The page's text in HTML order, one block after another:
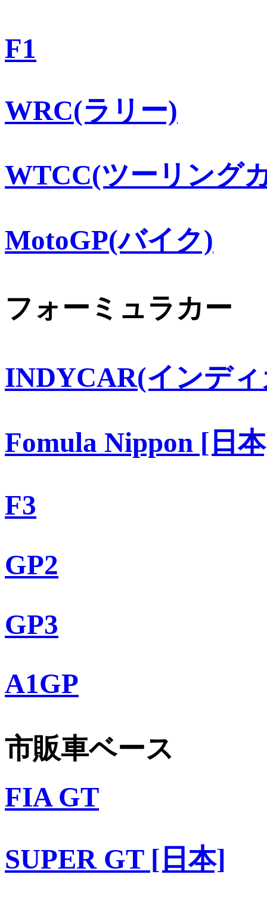
F1
WRC(ラリー)
WTCC(ツーリング
MotoGP(バイク)
フォーミュラカー
INDYCAR(インデ
Fomula Nippon [日
F3
GP2
GP3
A1GP
市販車ベース
FIA GT
SUPER GT [日本]